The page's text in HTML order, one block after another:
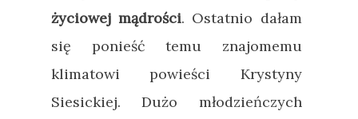
życiowej mądrości. Ostatnio dałam
się ponieść temu znajomemu
klimatowi powieści Krystyny
Siesickiej. Dużo młodzieńczych